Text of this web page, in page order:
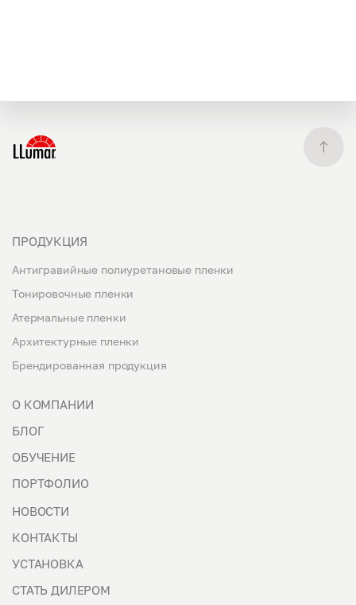
ПРОДУКЦИЯ
Антигравийные полиуретановые пленки
Тонировочные пленки
Атермальные пленки
Архитектурные пленки
Брендированная продукция
О КОМПАНИИ
БЛОГ
ОБУЧЕНИЕ
ПОРТФОЛИО
НОВОСТИ
КОНТАКТЫ
УСТАНОВКА
СТАТЬ ДИЛЕРОМ